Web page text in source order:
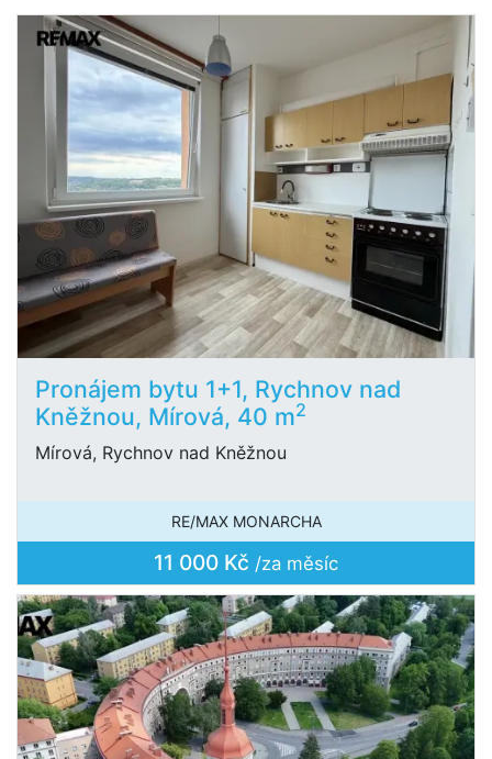
Pronájem bytu 1+1, Rychnov nad
Kněžnou, Mírová, 40 m2
Mírová, Rychnov nad Kněžnou
RE/MAX MONARCHA
11 000 Kč /za měsíc